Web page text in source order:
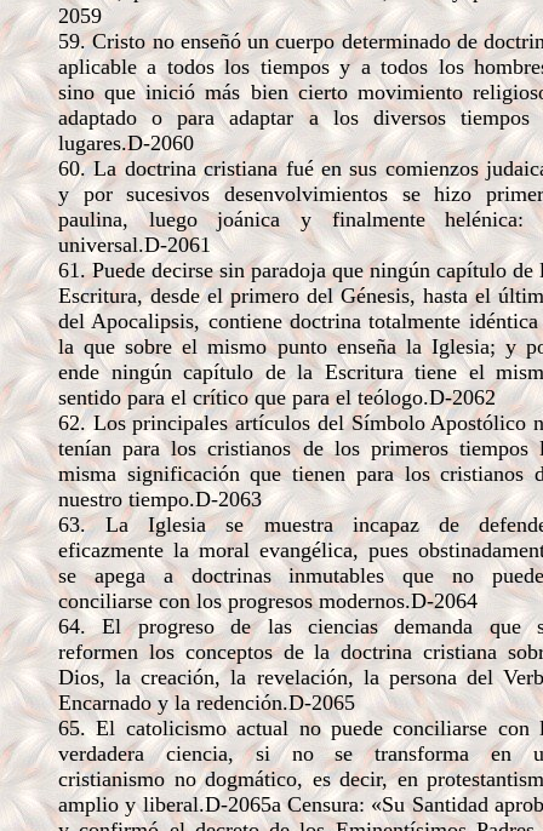
2059
59. Cristo no enseñó un cuerpo determinado de
aplicable a todos los tiempos y a todos los
sino que inició más bien cierto movimiento
adaptado o para adaptar a los diversos tiempos
lugares.D-2060
60. La doctrina cristiana fué en sus comienzos
y por sucesivos desenvolvimientos se hizo
paulina, luego joánica y finalmente helénica:
universal.D-2061
61. Puede decirse sin paradoja que ningún capítulo de
Escritura, desde el primero del Génesis, hasta el
del Apocalipsis, contiene doctrina totalmente idéntica
la que sobre el mismo punto enseña la Iglesia; y
ende ningún capítulo de la Escritura tiene el
sentido para el crítico que para el teólogo.D-2062
62. Los principales artículos del Símbolo Apostólico
tenían para los cristianos de los primeros tiempos
misma significación que tienen para los cristianos
nuestro tiempo.D-2063
63. La Iglesia se muestra incapaz de
eficazmente la moral evangélica, pues
se apega a doctrinas inmutables que no
conciliarse con los progresos modernos.D-2064
64. El progreso de las ciencias demanda que
reformen los conceptos de la doctrina cristiana
Dios, la creación, la revelación, la persona del
Encarnado y la redención.D-2065
65. El catolicismo actual no puede conciliarse con
verdadera ciencia, si no se transforma en
cristianismo no dogmático, es decir, en
amplio y liberal.D-2065a Censura: «Su Santidad